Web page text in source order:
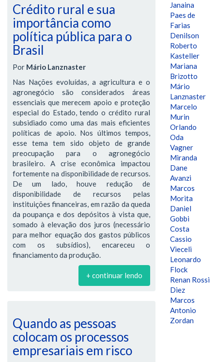
Crédito rural e sua
importância como
política pública para o
Brasil
Por Mário Lanznaster
Nas Nações evoluídas, a agricultura e o
agronegócio são considerados áreas
essenciais que merecem apoio e proteção
especial do Estado, tendo o crédito rural
subsidiado como uma das mais eficientes
políticas de apoio. Nos últimos tempos,
esse tema tem sido objeto de grande
preocupação para o agronegócio
brasileiro. A crise econômica impactou
fortemente na disponibilidade de recursos.
De um lado, houve redução de
disponibilidade de recursos pelas
instituições financeiras, em razão da queda
da poupança e dos depósitos à vista que,
somado à elevação dos juros (necessário
para melhor equação dos gastos públicos
com os subsídios), encareceu o
financiamento da produção.
+ continuar lendo
Quando as pessoas
colocam os processos
empresariais em risco
Janaina
Paes de
Farias
Denilson
Roberto
Kasteller
Mariana
Brizotto
Mário
Lanznaster
Marcelo
Murin
Orlando
Oda
Vagner
Miranda
Dane
Avanzi
Marcos
Morita
Daniel
Gobbi
Costa
Cassio
Vieceli
Leonardo
Flock
Renan Rossi
Diez
Marcos
Antonio
Zordan